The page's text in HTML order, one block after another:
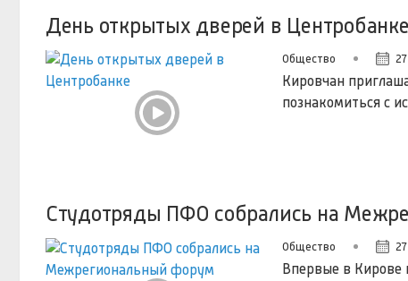
День открытых дверей в Центробанке
Общество
Кировчан
познакомиться с
Студотряды ПФО собрались на
Общество
Впервые в Кирове